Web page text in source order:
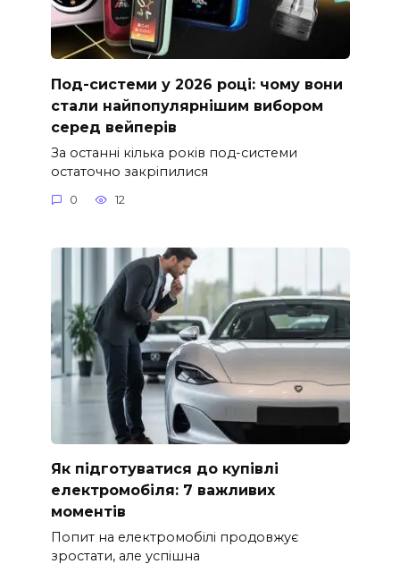
Под-системи у 2026 році: чому вони
стали найпопулярнішим вибором
серед вейперів
За останні кілька років под-системи
остаточно закріпилися
0 12
Як підготуватися до купівлі
електромобіля: 7 важливих
моментів
Попит на електромобілі продовжує
зростати, але успішна